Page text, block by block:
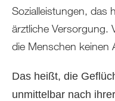
Sozialleistungen, das
ärztliche Versorgung.
die Menschen keinen
Das heißt, die
unmittelbar nach